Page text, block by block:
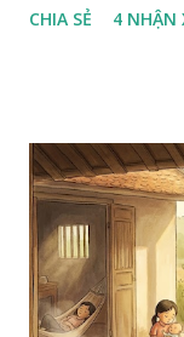
CHIA SẺ 4 NHẬN